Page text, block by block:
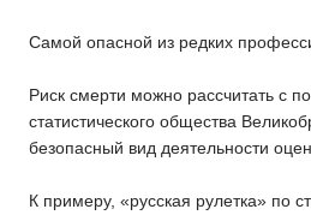
Самой опасной из редких
Риск смерти можно рассчитать с
статистического общества
безопасный вид деятельности
К примеру, «русская рулетка» по